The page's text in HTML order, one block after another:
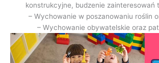
konstrukcyjne, budzenie zainteresowań
– Wychowanie w poszanowaniu roślin
– Wychowanie obywatelskie oraz